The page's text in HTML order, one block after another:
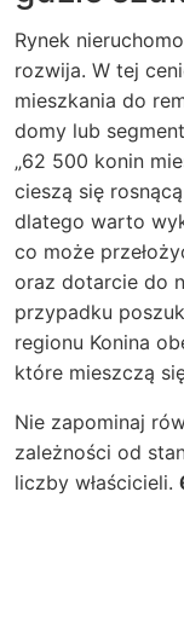
Rynek
rozwija. W tej
mieszkania do
domy lub
„62 500 konin
cieszą się
dlatego warto
co może
oraz dotarcie do
przypadku
regionu Konina
które mieszczą
Nie zapominaj
zależności od
liczby właścicieli.